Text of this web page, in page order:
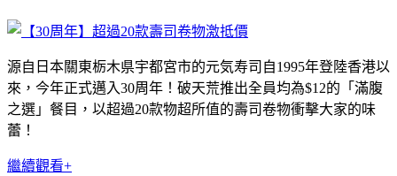
源自日本關東栃木県宇都宮市的元気寿司自1995年登陸香港以
來，今年正式邁入30周年！破天荒推出全員均為$12的「滿腹
之選」餐目，以超過20款物超所值的壽司卷物衝擊大家的味
蕾！
繼續觀看+